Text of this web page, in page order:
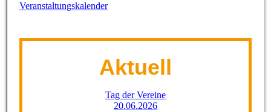
Veranstaltungskalender
Aktuell
Tag der Vereine
20.06.2026